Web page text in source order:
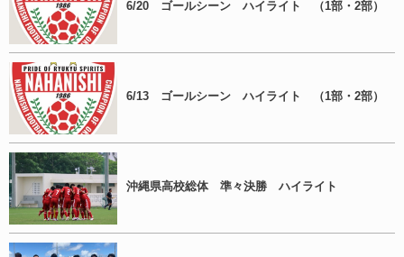
6/20 ゴールシーン ハイライト （1部・2部）
6/13 ゴールシーン ハイライト （1部・2部）
沖縄県高校総体 準々決勝 ハイライト